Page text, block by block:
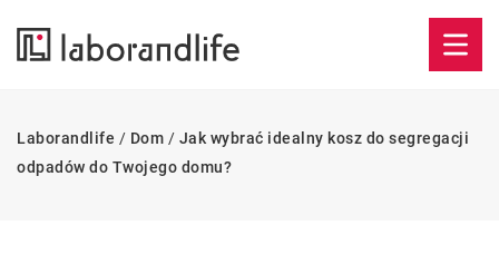
Laborandlife / Dom / Jak wybrać idealny kosz do segregacji
odpadów do Twojego domu?